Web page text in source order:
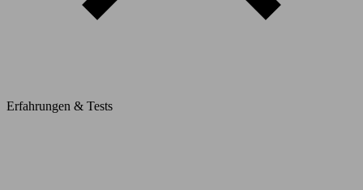
Erfahrungen & Tests